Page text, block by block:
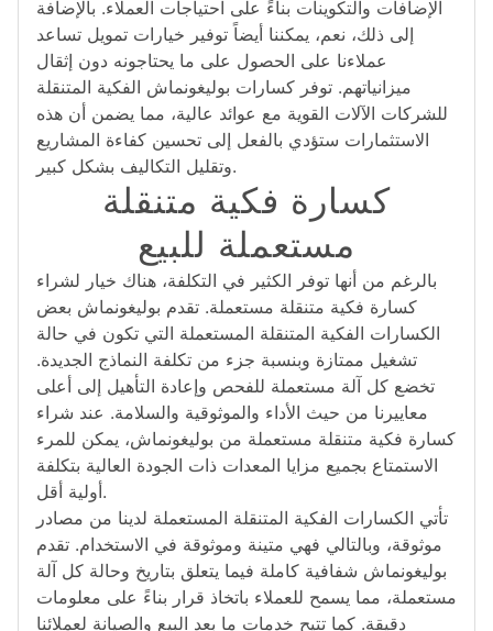
الإضافات والتكوينات بناءً على احتياجات العملاء. بالإضافة
إلى ذلك، نعم، يمكننا أيضاً توفير خيارات تمويل تساعد
عملاءنا على الحصول على ما يحتاجونه دون إثقال
ميزانياتهم. توفر كسارات بوليغونماش الفكية المتنقلة
للشركات الآلات القوية مع عوائد عالية، مما يضمن أن هذه
الاستثمارات ستؤدي بالفعل إلى تحسين كفاءة المشاريع
وتقليل التكاليف بشكل كبير.
كسارة فكية متنقلة
مستعملة للبيع
بالرغم من أنها توفر الكثير في التكلفة، هناك خيار لشراء
كسارة فكية متنقلة مستعملة. تقدم بوليغونماش بعض
الكسارات الفكية المتنقلة المستعملة التي تكون في حالة
تشغيل ممتازة وبنسبة جزء من تكلفة النماذج الجديدة.
تخضع كل آلة مستعملة للفحص وإعادة التأهيل إلى أعلى
معاييرنا من حيث الأداء والموثوقية والسلامة. عند شراء
كسارة فكية متنقلة مستعملة من بوليغونماش، يمكن للمرء
الاستمتاع بجميع مزايا المعدات ذات الجودة العالية بتكلفة
أولية أقل.
تأتي الكسارات الفكية المتنقلة المستعملة لدينا من مصادر
موثوقة، وبالتالي فهي متينة وموثوقة في الاستخدام. تقدم
بوليغونماش شفافية كاملة فيما يتعلق بتاريخ وحالة كل آلة
مستعملة، مما يسمح للعملاء باتخاذ قرار بناءً على معلومات
دقيقة. كما تتيح خدمات ما بعد البيع والصيانة لعملائنا